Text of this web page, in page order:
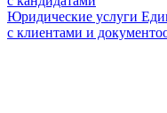
Юридические услуги
с клиентами и